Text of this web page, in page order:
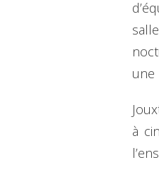
une
à